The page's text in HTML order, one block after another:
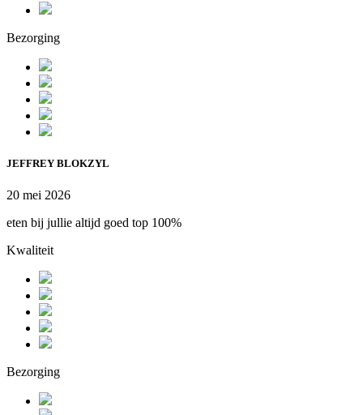
Bezorging
JEFFREY BLOKZYL
20 mei 2026
eten bij jullie altijd goed top 100%
Kwaliteit
Bezorging